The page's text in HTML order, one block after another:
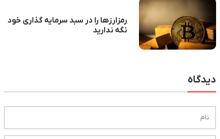
رمزارزها را در سبد سرمایه گذاری خود
نگه ندارید
دیدگاه